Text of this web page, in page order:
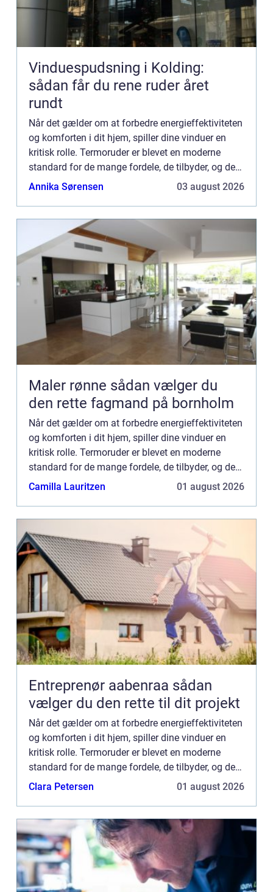
Vinduespudsning i Kolding:
sådan får du rene ruder året
rundt
Når det gælder om at forbedre energieffektiviteten
og komforten i dit hjem, spiller dine vinduer en
kritisk rolle. Termoruder er blevet en moderne
standard for de mange fordele, de tilbyder, og det
er her, en dygtig glarmester kommer ind ...
Annika Sørensen 03 august 2026
Maler rønne sådan vælger du
den rette fagmand på bornholm
Når det gælder om at forbedre energieffektiviteten
og komforten i dit hjem, spiller dine vinduer en
kritisk rolle. Termoruder er blevet en moderne
standard for de mange fordele, de tilbyder, og det
er her, en dygtig glarmester kommer ind ...
Camilla Lauritzen 01 august 2026
Entreprenør aabenraa sådan
vælger du den rette til dit projekt
Når det gælder om at forbedre energieffektiviteten
og komforten i dit hjem, spiller dine vinduer en
kritisk rolle. Termoruder er blevet en moderne
standard for de mange fordele, de tilbyder, og det
er her, en dygtig glarmester kommer ind ...
Clara Petersen 01 august 2026